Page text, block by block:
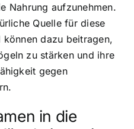
Nahrung aufzunehmen.
Quelle für diese
können dazu beitragen,
zu stärken und ihre
gegen
in die